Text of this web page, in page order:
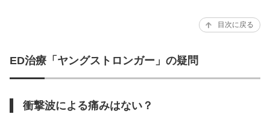
目次に戻る
ED治療「ヤングストロンガー」の疑問
衝撃波による痛みはない？